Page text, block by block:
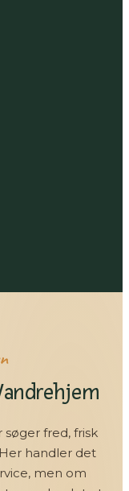
søger fred, frisk
handler det
men om